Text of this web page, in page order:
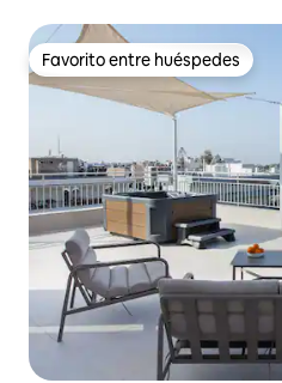
Favorito entre huéspedes
Favorito entre huéspedes